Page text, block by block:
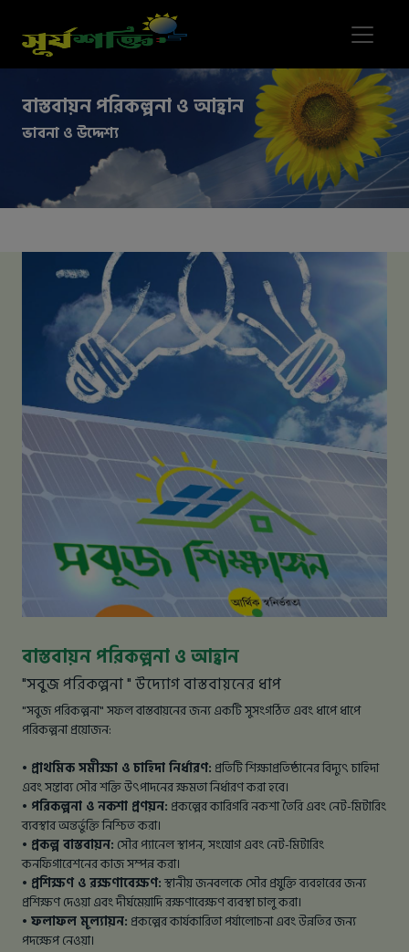
বাস্তবায়ন পরিকল্পনা ও আহ্বান
ভাবনা ও উদ্দেশ্য
বাস্তবায়ন পরিকল্পনা ও আহ্বান
"সবুজ পরিকল্পনা " উদ্যোগ বাস্তবায়নের ধাপ
"সবুজ পরিকল্পনা" সফল বাস্তবায়নের জন্য একটি সুসংগঠিত এবং ধাপে ধাপে
পরিকল্পনা প্রয়োজন:
• প্রাথমিক সমীক্ষা ও চাহিদা নির্ধারণ: প্রতিটি শিক্ষাপ্রতিষ্ঠানের বিদ্যুৎ চাহিদা
এবং সম্ভাব্য সৌর শক্তি উৎপাদনের ক্ষমতা নির্ধারণ করা হবে।
• পরিকল্পনা ও নকশা প্রণয়ন: প্রকল্পের কারিগরি নকশা তৈরি এবং নেট-মিটারিং
ব্যবস্থার অন্তর্ভুক্তি নিশ্চিত করা।
• প্রকল্প বাস্তবায়ন: সৌর প্যানেল স্থাপন, সংযোগ এবং নেট-মিটারিং
কনফিগারেশনের কাজ সম্পন্ন করা।
• প্রশিক্ষণ ও রক্ষণাবেক্ষণ:স্থানীয় জনবলকে সৌর প্রযুক্তি ব্যবহারের জন্য
প্রশিক্ষণ দেওয়া এবং দীর্ঘমেয়াদি রক্ষণাবেক্ষণ ব্যবস্থা চালু করা।
• ফলাফল মূল্যায়ন: প্রকল্পের কার্যকারিতা পর্যালোচনা এবং উন্নতির জন্য
পদক্ষেপ নেওয়া।